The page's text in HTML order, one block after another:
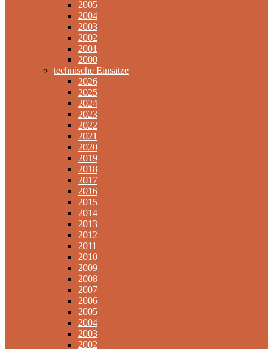
2005
2004
2003
2002
2001
2000
technische Einsätze
2026
2025
2024
2023
2022
2021
2020
2019
2018
2017
2016
2015
2014
2013
2012
2011
2010
2009
2008
2007
2006
2005
2004
2003
2002